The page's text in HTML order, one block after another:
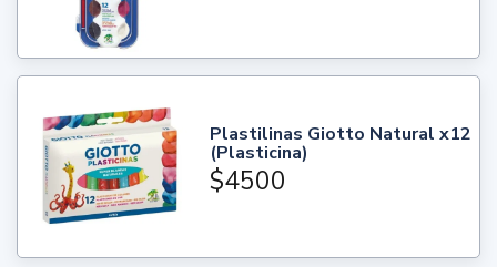
Plastilinas Giotto Natural x12
(Plasticina)
$4500